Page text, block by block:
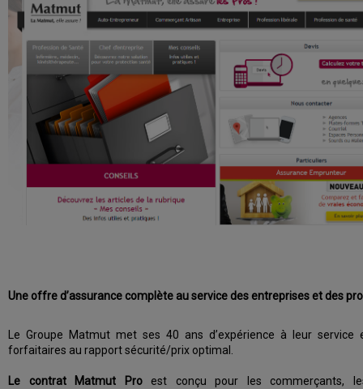
Une offre d’assurance complète au service des entreprises et des
Le Groupe Matmut met ses 40 ans d’expérience à leur service
forfaitaires au rapport sécurité/prix optimal.
Le contrat Matmut Proest conçu pour les commerçants,